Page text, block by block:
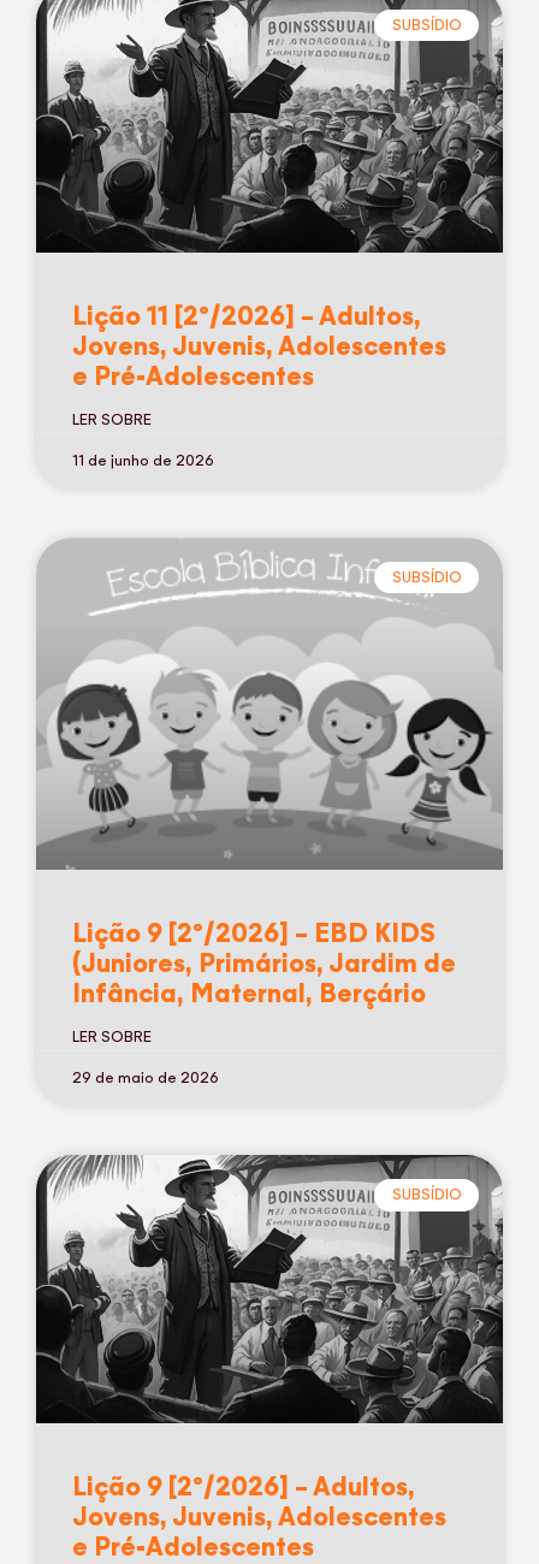
SUBSÍDIO
Lição 11 [2º/2026] – Adultos,
Jovens, Juvenis, Adolescentes
e Pré-Adolescentes
LER SOBRE
11 de junho de 2026
SUBSÍDIO
Lição 9 [2º/2026] – EBD KIDS
(Juniores, Primários, Jardim de
Infância, Maternal, Berçário
LER SOBRE
29 de maio de 2026
SUBSÍDIO
Lição 9 [2º/2026] – Adultos,
Jovens, Juvenis, Adolescentes
e Pré-Adolescentes